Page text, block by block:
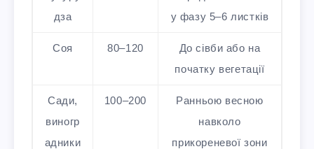
дза
у фазу 5–6 листків
Соя 80–120
До сівби або на
початку вегетації
Сади,
виногр
адники
100–200
Ранньою весною
навколо
прикореневої зони